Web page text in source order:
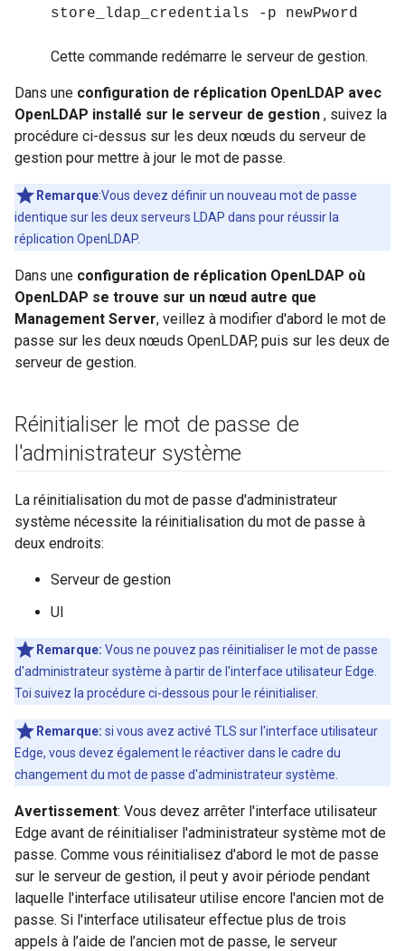
store_ldap_credentials -p newPword
Cette commande redémarre le serveur de gestion.
Dans une configuration de réplication OpenLDAP avec
OpenLDAP installé sur le serveur de gestion , suivez la
procédure ci-dessus sur les deux nœuds du serveur de
gestion pour mettre à jour le mot de passe.
Remarque:Vous devez définir un nouveau mot de passe
identique sur les deux serveurs LDAP dans pour réussir la
réplication OpenLDAP.
Dans une configuration de réplication OpenLDAP où
OpenLDAP se trouve sur un nœud autre que
Management Server, veillez à modifier d'abord le mot de
passe sur les deux nœuds OpenLDAP, puis sur les deux de
serveur de gestion.
Réinitialiser le mot de passe de
l'administrateur système
La réinitialisation du mot de passe d'administrateur
système nécessite la réinitialisation du mot de passe à
deux endroits:
Serveur de gestion
UI
Remarque: Vous ne pouvez pas réinitialiser le mot de passe
d'administrateur système à partir de l'interface utilisateur Edge.
Toi suivez la procédure ci-dessous pour le réinitialiser.
Remarque: si vous avez activé TLS sur l'interface utilisateur
Edge, vous devez également le réactiver dans le cadre du
changement du mot de passe d'administrateur système.
Avertissement: Vous devez arrêter l'interface utilisateur
Edge avant de réinitialiser l'administrateur système mot de
passe. Comme vous réinitialisez d'abord le mot de passe
sur le serveur de gestion, il peut y avoir période pendant
laquelle l'interface utilisateur utilise encore l'ancien mot de
passe. Si l'interface utilisateur effectue plus de trois
appels à l’aide de l’ancien mot de passe, le serveur